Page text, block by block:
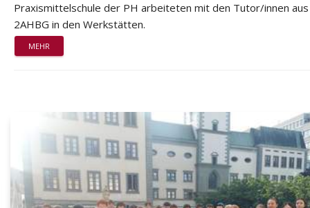
Praxismittelschule der PH arbeiteten mit den Tutor/innen
2AHBG in den Werkstätten.
MEHR